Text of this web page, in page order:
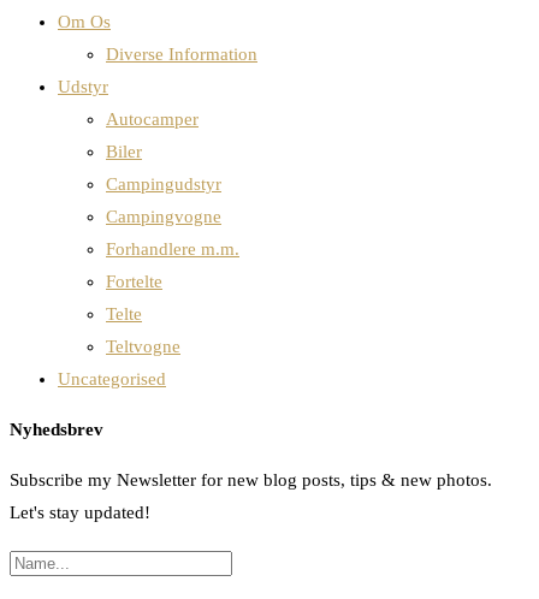
Om Os
Diverse Information
Udstyr
Autocamper
Biler
Campingudstyr
Campingvogne
Forhandlere m.m.
Fortelte
Telte
Teltvogne
Uncategorised
Nyhedsbrev
Subscribe my Newsletter for new blog posts, tips & new photos.
Let's stay updated!